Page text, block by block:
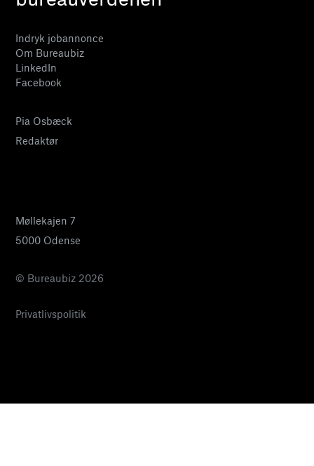
Indryk jobannonce
Om Bureaubiz
LinkedIn
Facebook
Pia Osbæck
Redaktør
Møllekajen 7
5000 Odense
© Bureaubiz 2026
Privatlivspolitik